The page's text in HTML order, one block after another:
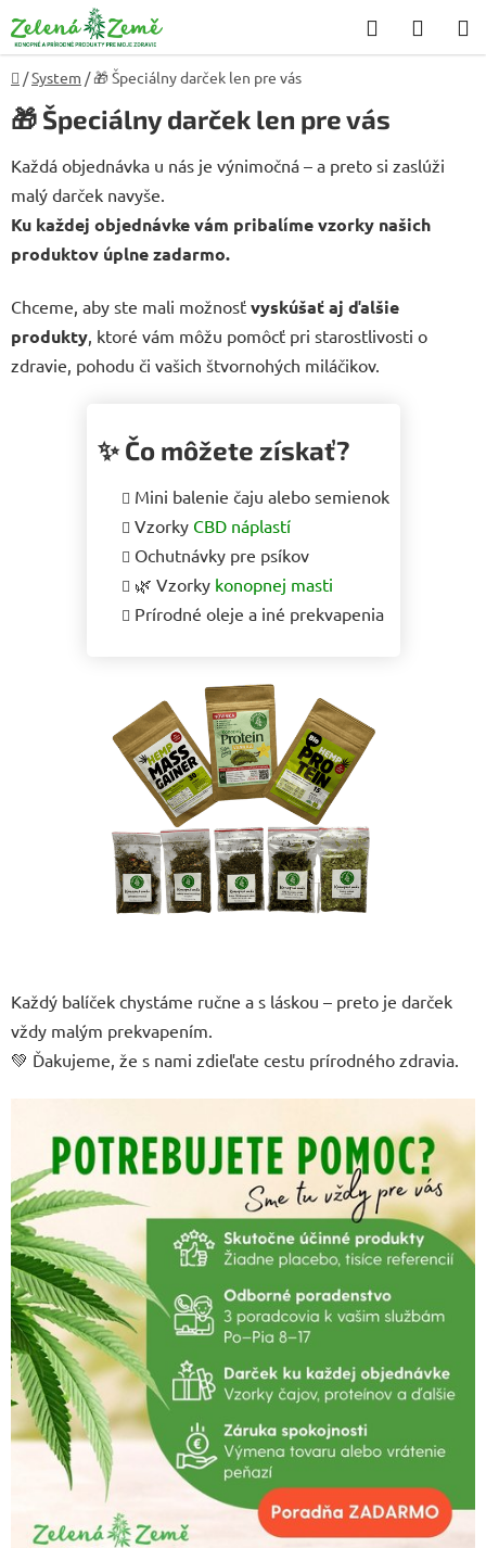
na
obsah
Hľadať
KOŠÍK
Domov
/System / 🎁 Špeciálny darček len pre vás
🎁 Špeciálny darček len pre vás
Každá objednávka u nás je výnimočná – a preto si zaslúži
malý darček navyše.
Ku každej objednávke vám pribalíme vzorky našich
produktov úplne zadarmo.
Chceme, aby ste mali možnosť vyskúšať aj ďalšie
produkty, ktoré vám môžu pomôcť pri starostlivosti o
zdravie, pohodu či vašich štvornohých miláčikov.
✨ Čo môžete získať?
Mini balenie čaju alebo semienok
Vzorky CBD náplastí
Ochutnávky pre psíkov
🌿 Vzorky konopnej masti
Prírodné oleje a iné prekvapenia
Každý balíček chystáme ručne a s láskou – preto je darček
vždy malým prekvapením.
💚 Ďakujeme, že s nami zdieľate cestu prírodného zdravia.